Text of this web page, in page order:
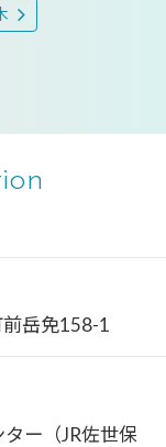
岳免158-1
ター（JR佐世保